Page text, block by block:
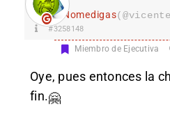
Nomedigas
#3258148
Miembro de Ejecutiva
Oye, pues entonces la
fin.🤗